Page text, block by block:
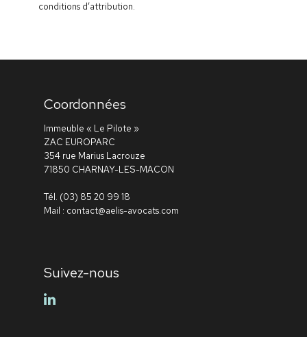
conditions d’attribution.
Coordonnées
Immeuble « Le Pilote »
ZAC EUROPARC
354 rue Marius Lacrouze
71850 CHARNAY-LES-MACON
Tél. (03) 85 20 99 18
Mail : contact@aelis-avocats.com
Suivez-nous
linkedin